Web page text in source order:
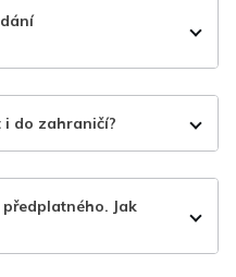
do zahraničí?
Jak